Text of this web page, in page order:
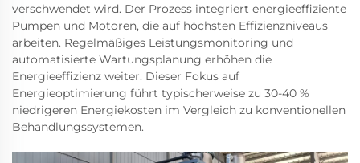
verschwendet wird. Der Prozess integriert energieeffiziente
Pumpen und Motoren, die auf höchsten Effizienzniveaus
arbeiten. Regelmäßiges Leistungsmonitoring und
automatisierte Wartungsplanung erhöhen die
Energieeffizienz weiter. Dieser Fokus auf
Energieoptimierung führt typischerweise zu 30-40 %
niedrigeren Energiekosten im Vergleich zu konventionellen
Behandlungssystemen.